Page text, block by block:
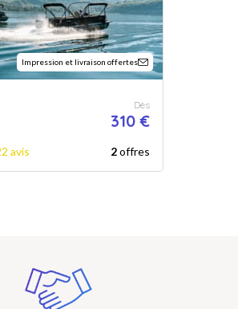
Impression et livraison offertes
Dès
310 €
avis 2offres